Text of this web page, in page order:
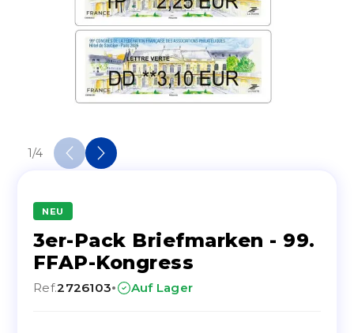
1/4
NEU
3er-Pack Briefmarken - 99.
FFAP-Kongress
Ref.2726103· Auf Lager